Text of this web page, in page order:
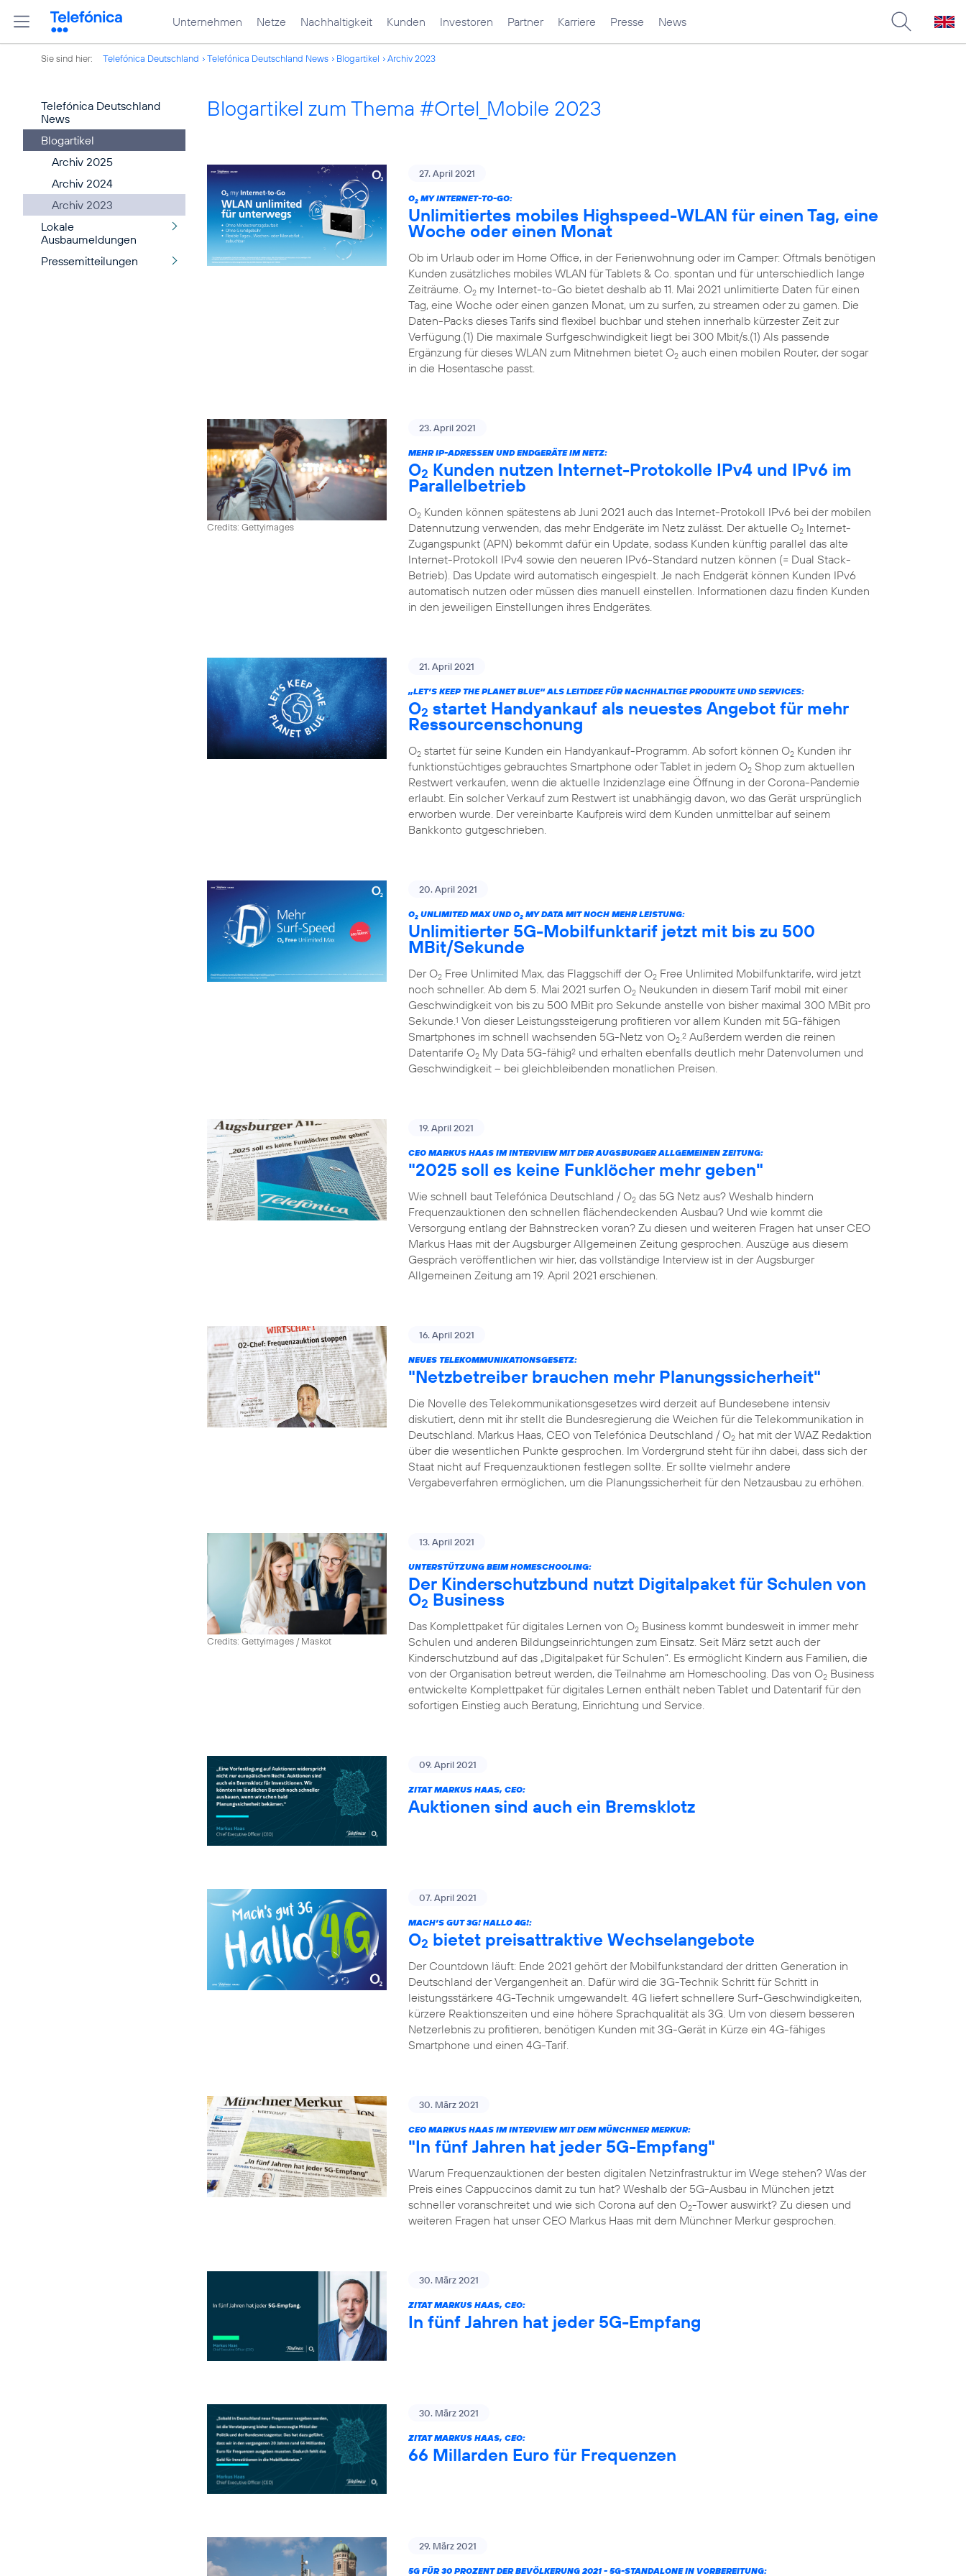
Unternehmen Netze Nachhaltigkeit Kunden Investoren Partner Karriere Presse News
Sie sind hier: Telefónica Deutschland Telefónica Deutschland News Blogartikel Archiv 2023
Telefónica Deutschland
News
Blogartikel
Archiv 2025
Archiv 2024
Archiv 2023
Lokale
Ausbaumeldungen
Pressemitteilungen
Blogartikel zum Thema #Ortel_Mobile 2023
27. April 2021
O2 MY INTERNET-TO-GO:
Unlimitiertes mobiles Highspeed-WLAN für einen Tag, eine
Woche oder einen Monat
Ob im Urlaub oder im Home Office, in der Ferienwohnung oder im Camper: Oftmals benötigen
Kunden zusätzliches mobiles WLAN für Tablets & Co. spontan und für unterschiedlich lange
Zeiträume. O2 my Internet-to-Go bietet deshalb ab 11. Mai 2021 unlimitierte Daten für einen
Tag, eine Woche oder einen ganzen Monat, um zu surfen, zu streamen oder zu gamen. Die
Daten-Packs dieses Tarifs sind flexibel buchbar und stehen innerhalb kürzester Zeit zur
Verfügung.(1) Die maximale Surfgeschwindigkeit liegt bei 300 Mbit/s.(1) Als passende
Ergänzung für dieses WLAN zum Mitnehmen bietet O2 auch einen mobilen Router, der sogar
in die Hosentasche passt.
Credits: Gettyimages
23. April 2021
MEHR IP-ADRESSEN UND ENDGERÄTE IM NETZ:
O2 Kunden nutzen Internet-Protokolle IPv4 und IPv6 im
Parallelbetrieb
O2 Kunden können spätestens ab Juni 2021 auch das Internet-Protokoll IPv6 bei der mobilen
Datennutzung verwenden, das mehr Endgeräte im Netz zulässt. Der aktuelle O2 Internet-
Zugangspunkt (APN) bekommt dafür ein Update, sodass Kunden künftig parallel das alte
Internet-Protokoll IPv4 sowie den neueren IPv6-Standard nutzen können (= Dual Stack-
Betrieb). Das Update wird automatisch eingespielt. Je nach Endgerät können Kunden IPv6
automatisch nutzen oder müssen dies manuell einstellen. Informationen dazu finden Kunden
in den jeweiligen Einstellungen ihres Endgerätes.
21. April 2021
„LET’S KEEP THE PLANET BLUE“ ALS LEITIDEE FÜR NACHHALTIGE PRODUKTE UND SERVICES:
O2 startet Handyankauf als neuestes Angebot für mehr
Ressourcenschonung
O2 startet für seine Kunden ein Handyankauf-Programm. Ab sofort können O2 Kunden ihr
funktionstüchtiges gebrauchtes Smartphone oder Tablet in jedem O2 Shop zum aktuellen
Restwert verkaufen, wenn die aktuelle Inzidenzlage eine Öffnung in der Corona-Pandemie
erlaubt. Ein solcher Verkauf zum Restwert ist unabhängig davon, wo das Gerät ursprünglich
erworben wurde. Der vereinbarte Kaufpreis wird dem Kunden unmittelbar auf seinem
Bankkonto gutgeschrieben.
20. April 2021
O2 UNLIMITED MAX UND O2 MY DATA MIT NOCH MEHR LEISTUNG:
Unlimitierter 5G-Mobilfunktarif jetzt mit bis zu 500
MBit/Sekunde
Der O2 Free Unlimited Max, das Flaggschiff der O2 Free Unlimited Mobilfunktarife, wird jetzt
noch schneller. Ab dem 5. Mai 2021 surfen O2 Neukunden in diesem Tarif mobil mit einer
Geschwindigkeit von bis zu 500 MBit pro Sekunde anstelle von bisher maximal 300 MBit pro
Sekunde.1 Von dieser Leistungssteigerung profitieren vor allem Kunden mit 5G-fähigen
Smartphones im schnell wachsenden 5G-Netz von O2.2 Außerdem werden die reinen
Datentarife O2 My Data 5G-fähig2 und erhalten ebenfalls deutlich mehr Datenvolumen und
Geschwindigkeit – bei gleichbleibenden monatlichen Preisen.
19. April 2021
CEO MARKUS HAAS IM INTERVIEW MIT DER AUGSBURGER ALLGEMEINEN ZEITUNG:
"2025 soll es keine Funklöcher mehr geben"
Wie schnell baut Telefónica Deutschland / O2 das 5G Netz aus? Weshalb hindern
Frequenzauktionen den schnellen flächendeckenden Ausbau? Und wie kommt die
Versorgung entlang der Bahnstrecken voran? Zu diesen und weiteren Fragen hat unser CEO
Markus Haas mit der Augsburger Allgemeinen Zeitung gesprochen. Auszüge aus diesem
Gespräch veröffentlichen wir hier, das vollständige Interview ist in der Augsburger
Allgemeinen Zeitung am 19. April 2021 erschienen.
16. April 2021
NEUES TELEKOMMUNIKATIONSGESETZ:
"Netzbetreiber brauchen mehr Planungssicherheit"
Die Novelle des Telekommunikationsgesetzes wird derzeit auf Bundesebene intensiv
diskutiert, denn mit ihr stellt die Bundesregierung die Weichen für die Telekommunikation in
Deutschland. Markus Haas, CEO von Telefónica Deutschland / O2 hat mit der WAZ Redaktion
über die wesentlichen Punkte gesprochen. Im Vordergrund steht für ihn dabei, dass sich der
Staat nicht auf Frequenzauktionen festlegen sollte. Er sollte vielmehr andere
Vergabeverfahren ermöglichen, um die Planungssicherheit für den Netzausbau zu erhöhen.
Credits: Gettyimages / Maskot
13. April 2021
UNTERSTÜTZUNG BEIM HOMESCHOOLING:
Der Kinderschutzbund nutzt Digitalpaket für Schulen von
O2 Business
Das Komplettpaket für digitales Lernen von O2 Business kommt bundesweit in immer mehr
Schulen und anderen Bildungseinrichtungen zum Einsatz. Seit März setzt auch der
Kinderschutzbund auf das „Digitalpaket für Schulen“. Es ermöglicht Kindern aus Familien, die
von der Organisation betreut werden, die Teilnahme am Homeschooling. Das von O2 Business
entwickelte Komplettpaket für digitales Lernen enthält neben Tablet und Datentarif für den
sofortigen Einstieg auch Beratung, Einrichtung und Service.
09. April 2021
ZITAT MARKUS HAAS, CEO:
Auktionen sind auch ein Bremsklotz
07. April 2021
MACH’S GUT 3G! HALLO 4G!:
O2 bietet preisattraktive Wechselangebote
Der Countdown läuft: Ende 2021 gehört der Mobilfunkstandard der dritten Generation in
Deutschland der Vergangenheit an. Dafür wird die 3G-Technik Schritt für Schritt in
leistungsstärkere 4G-Technik umgewandelt. 4G liefert schnellere Surf-Geschwindigkeiten,
kürzere Reaktionszeiten und eine höhere Sprachqualität als 3G. Um von diesem besseren
Netzerlebnis zu profitieren, benötigen Kunden mit 3G-Gerät in Kürze ein 4G-fähiges
Smartphone und einen 4G-Tarif.
30. März 2021
CEO MARKUS HAAS IM INTERVIEW MIT DEM MÜNCHNER MERKUR:
"In fünf Jahren hat jeder 5G-Empfang"
Warum Frequenzauktionen der besten digitalen Netzinfrastruktur im Wege stehen? Was der
Preis eines Cappuccinos damit zu tun hat? Weshalb der 5G-Ausbau in München jetzt
schneller voranschreitet und wie sich Corona auf den O2-Tower auswirkt? Zu diesen und
weiteren Fragen hat unser CEO Markus Haas mit dem Münchner Merkur gesprochen.
30. März 2021
ZITAT MARKUS HAAS, CEO:
In fünf Jahren hat jeder 5G-Empfang
30. März 2021
ZITAT MARKUS HAAS, CEO:
66 Millarden Euro für Frequenzen
29. März 2021
5G FÜR 30 PROZENT DER BEVÖLKERUNG 2021 - 5G-STANDALONE IN VORBEREITUNG: